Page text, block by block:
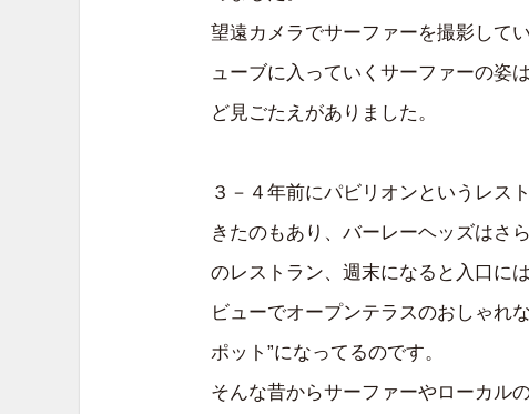
望遠カメラでサーファーを撮影して
ューブに入っていくサーファーの姿
ど見ごたえがありました。
３－４年前にパビリオンというレス
きたのもあり、バーレーヘッズはさ
のレストラン、週末になると入口に
ビューでオープンテラスのおしゃれ
ポット”になってるのです。
そんな昔からサーファーやローカル